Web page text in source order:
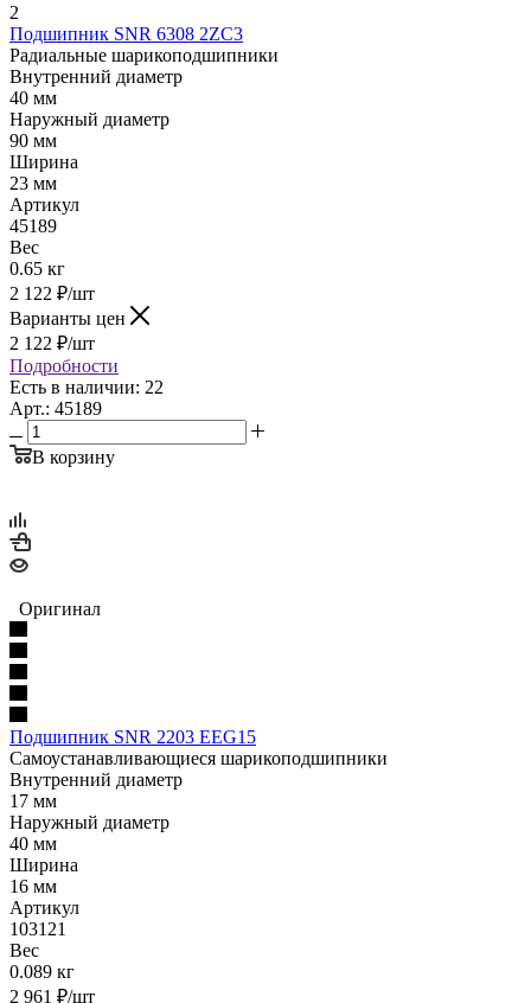
2
Подшипник SNR 6308 2ZC3
Радиальные шарикоподшипники
Внутренний диаметр
40 мм
Наружный диаметр
90 мм
Ширина
23 мм
Артикул
45189
Вес
0.65 кг
2 122 ₽/шт
Варианты цен
2 122 ₽/шт
Подробности
Есть в наличии: 22
Арт.: 45189
В корзину
Оригинал
Подшипник SNR 2203 EEG15
Самоустанавливающиеся шарикоподшипники
Внутренний диаметр
17 мм
Наружный диаметр
40 мм
Ширина
16 мм
Артикул
103121
Вес
0.089 кг
2 961 ₽/шт